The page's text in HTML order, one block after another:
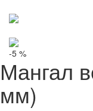
-5 %
Мангал
мм)